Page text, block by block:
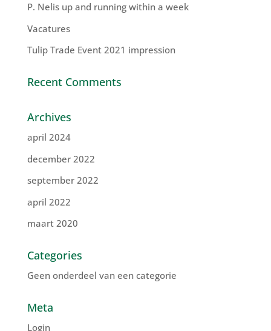
P. Nelis up and running within a week
Vacatures
Tulip Trade Event 2021 impression
Recent Comments
Archives
april 2024
december 2022
september 2022
april 2022
maart 2020
Categories
Geen onderdeel van een categorie
Meta
Login